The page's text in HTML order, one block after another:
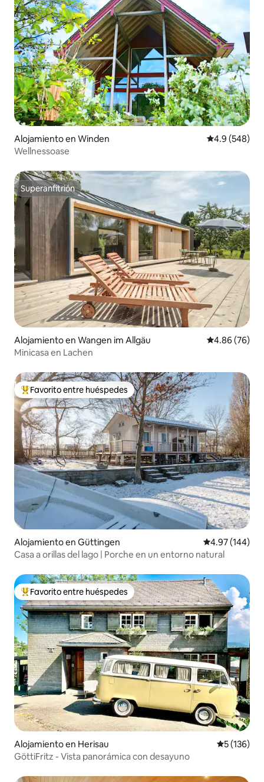
Alojamiento en Winden Calificación
4.9 (548)
Wellnessoase
Superanfitrión
Superanfitrión
Alojamiento en Wangen im Allgäu Calificación
4.86 (76)
Minicasa en Lachen
Favorito entre huéspedes preferido
Favorito entre huéspedes
Alojamiento en Güttingen Calificación
4.97 (144)
Casa a orillas del lago | Porche en un entorno natural
Favorito entre huéspedes preferido
Favorito entre huéspedes
Alojamiento en Herisau
5 (136)
GöttiFritz - Vista panorámica con desayuno